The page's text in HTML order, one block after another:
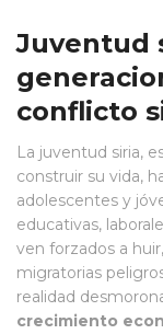
Juventud
conflicto
La juventud siria,
construir su vida,
adolescentes y
educativas,
ven forzados a
migratorias
realidad
crecimiento